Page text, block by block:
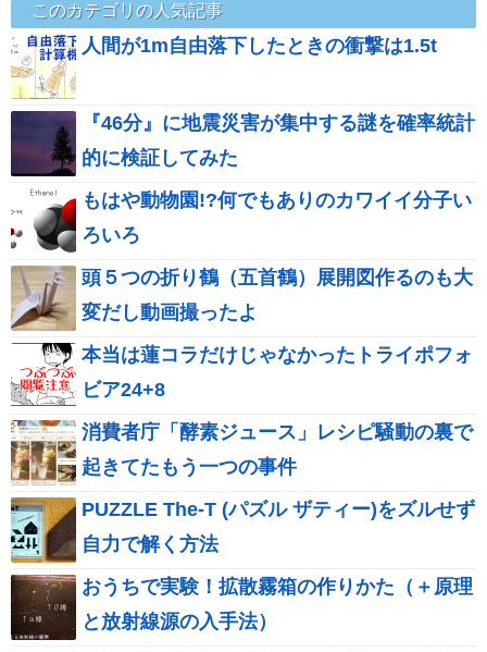
このカテゴリの人気記事
人間が1m自由落下したときの衝撃は1.5t
『46分』に地震災害が集中する謎を確率統計
的に検証してみた
もはや動物園!?何でもありのカワイイ分子い
ろいろ
頭５つの折り鶴（五首鶴）展開図作るのも大
変だし動画撮ったよ
本当は蓮コラだけじゃなかったトライポフォ
ビア24+8
消費者庁「酵素ジュース」レシピ騒動の裏で
起きてたもう一つの事件
PUZZLE The-T (パズル ザティー)をズルせず
自力で解く方法
おうちで実験！拡散霧箱の作りかた（＋原理
と放射線源の入手法）